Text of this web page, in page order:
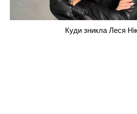
Куди зникла Леся